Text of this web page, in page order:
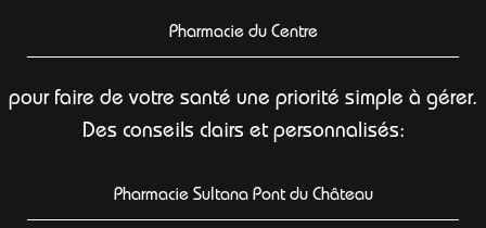
Pharmacie du Centre
pour faire de votre santé une priorité simple à gérer.
Des conseils clairs et personnalisés:
Pharmacie Sultana Pont du Château